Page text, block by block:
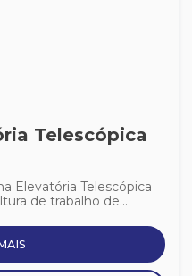
Telescópica
Elevatória Telescópica
de trabalho de...